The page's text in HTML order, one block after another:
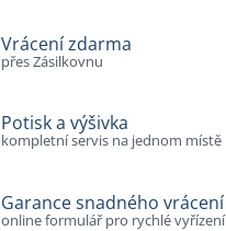
Vrácení zdarma
přes Zásilkovnu
Potisk a výšivka
kompletní servis na jednom místě
Garance snadného vrácení
online formulář pro rychlé vyřízení